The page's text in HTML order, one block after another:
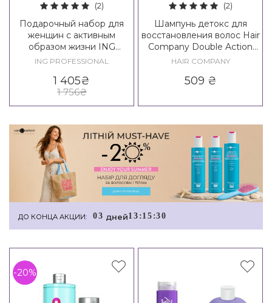
(2)
Подарочный набор для
женщин с активным
образом жизни ING
AgeIng Set 35+
ING PROFESSIONAL
1 405₴
1 756₴
(2)
Шампунь детокс для
восстановления волос Hair
Company Double Action
Exfoliate Home Beauty
HAIR COMPANY
509 ₴
ДО КОНЦА АКЦИИ: 03 дней13 :15 :30
-20%